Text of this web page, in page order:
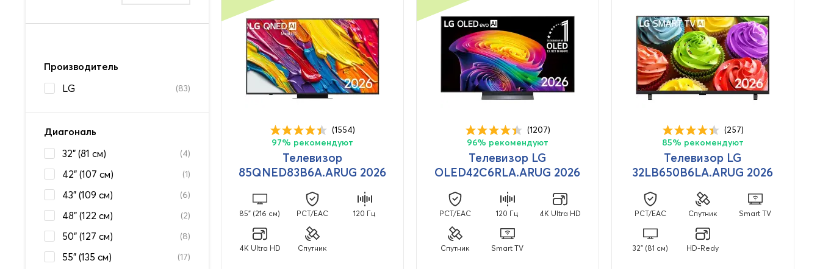
Производитель
LG
(83)
Диагональ
32" (81 см)
(4)
42" (107 см) (1)
43" (109 см) (6)
48" (122 см) (2)
50" (127 см) (8)
55" (135 см) (17)
(1554)
97% рекомендуют
Телевизор
85QNED83B6A.ARUG 2026
85" (216 см) PCT/EAC 120 Гц
4K Ultra HD Спутник
(1207)
96% рекомендуют
Телевизор LG
OLED42C6RLA.ARUG 2026
PCT/EAC 120 Гц 4K Ultra HD
Спутник Smart TV
(257)
85% рекомендуют
Телевизор LG
32LB650B6LA.ARUG 2026
PCT/EAC Спутник Smart TV
32" (81 см) HD-Redy